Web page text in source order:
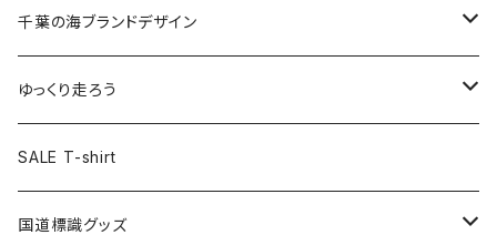
キャップ
トートバッグ
ランチバッグ
エコバッグ
キーホルダー
クリアファイル
缶バッジ
キーホルダー
クリアファイル
缶バッジ54mm
JAGUARさんコラボグッズ
Tシャツ
ステッカー
サコッシュ
ホテルキーホルダー
モーテルキーホルダー
缶バッジ
クリアファイル
マスク
エコバッグ
キャップ
エコバッグ
ステッカー
モーテルキーホルダー
Tシャツ
キャップ
ステッカー
ホテルキーホルダー
千葉の海ブランドデザイン
Tシャツ
キャップ
ステッカー
ゆっくり走ろう
Tシャツ
ステッカー
SALE T-shirt
国道標識グッズ